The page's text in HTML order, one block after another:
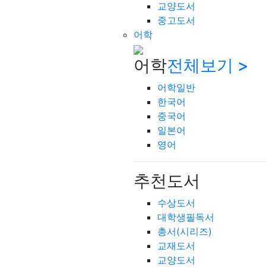
교양도서
중고도서
어학
어학전체보기 >
어학일반
한국어
중국어
일본어
영어
추천도서
수상도서
대학생필독서
총서(시리즈)
교재도서
교양도서